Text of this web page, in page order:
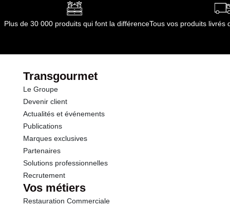
Plus de 30 000 produits qui font la différenceTous vos produits livrés
Transgourmet
Le Groupe
Devenir client
Actualités et événements
Publications
Marques exclusives
Partenaires
Solutions professionnelles
Recrutement
Vos métiers
Restauration Commerciale